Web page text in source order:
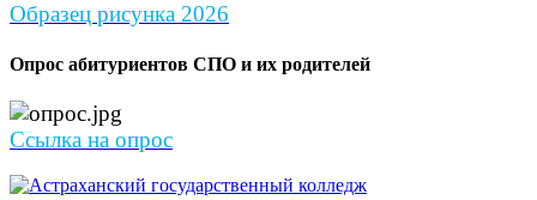
Образец рисунка 2026
Опрос абитуриентов СПО и их родителей
Ссылка на опрос